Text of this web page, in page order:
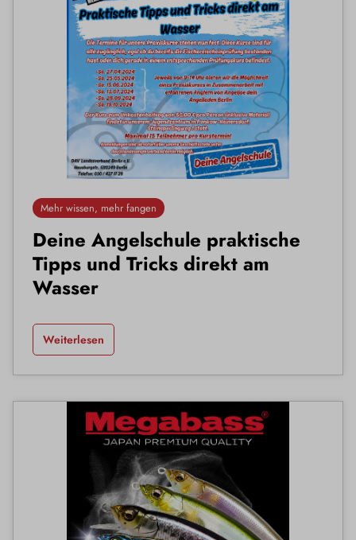
Mehr wissen, mehr fangen
Deine Angelschule praktische
Tipps und Tricks direkt am
Wasser
Weiterlesen